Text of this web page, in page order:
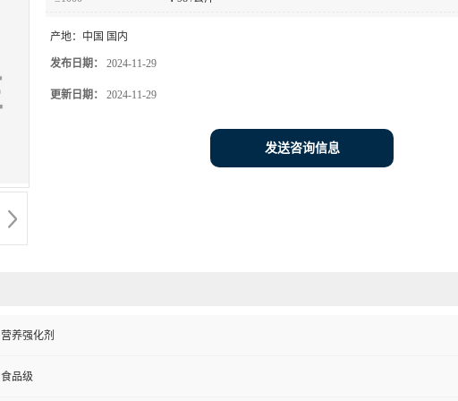
产地： 中国 国内
发布日期： 2024-11-29
更新日期： 2024-11-29
发送咨询信息
营养强化剂
食品级